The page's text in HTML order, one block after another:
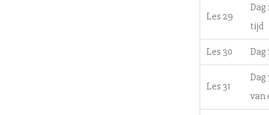
Les 29
Dag
tijd
Les 30 Dag
Les 31
Dag
van